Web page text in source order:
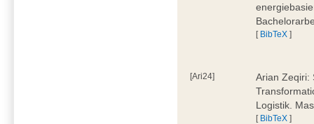
[ BibTeX ]
[Ari24]
Arian Zeqiri:
Logistik.
[ BibTeX ]